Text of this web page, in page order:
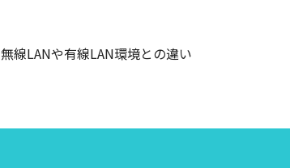
線LANや有線LAN環境との違い